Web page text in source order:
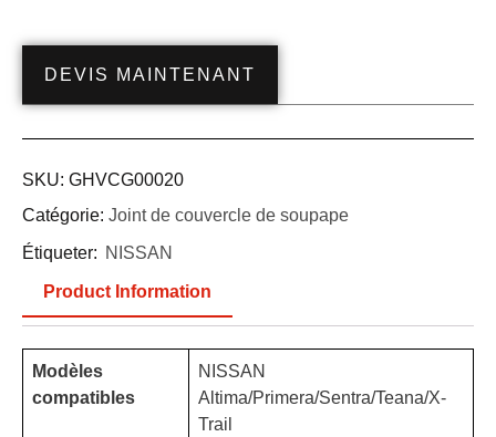
DEVIS MAINTENANT
SKU: GHVCG00020
Catégorie: Joint de couvercle de soupape
Étiqueter: NISSAN
Product Information
Modèles
compatibles
NISSAN
Altima/Primera/Sentra/Teana/X-
Trail